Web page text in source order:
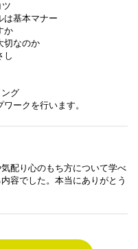
基本マナー
か
切なのか
し
グ
ークを行います。
配り心のもち方について学べ
容でした。本当にありがとう